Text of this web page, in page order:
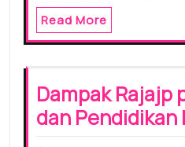
Read More
Dampak Rajajp
dan Pendidikan